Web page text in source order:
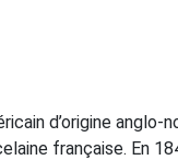
d’origine
française. En